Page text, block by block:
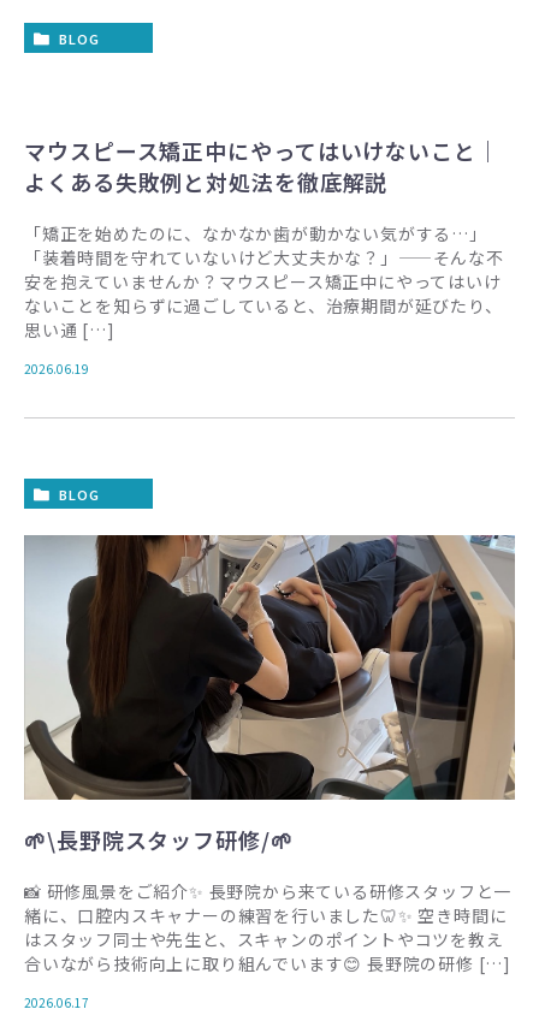
BLOG
マウスピース矯正中にやってはいけないこと｜
よくある失敗例と対処法を徹底解説
「矯正を始めたのに、なかなか歯が動かない気がする…」
「装着時間を守れていないけど大丈夫かな？」——そんな不
安を抱えていませんか？マウスピース矯正中にやってはいけ
ないことを知らずに過ごしていると、治療期間が延びたり、
思い通 […]
2026.06.19
BLOG
🌱\長野院スタッフ研修/🌱
📸 研修風景をご紹介✨ 長野院から来ている研修スタッフと一
緒に、口腔内スキャナーの練習を行いました🦷✨ 空き時間に
はスタッフ同士や先生と、スキャンのポイントやコツを教え
合いながら技術向上に取り組んでいます😊 長野院の研修 […]
2026.06.17